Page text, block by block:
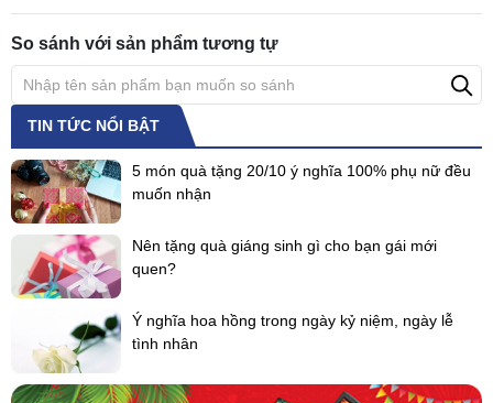
So sánh với sản phẩm tương tự
TIN TỨC NỔI BẬT
5 món quà tặng 20/10 ý nghĩa 100% phụ nữ đều
muốn nhận
Nên tặng quà giáng sinh gì cho bạn gái mới
quen?
Ý nghĩa hoa hồng trong ngày kỷ niệm, ngày lễ
tình nhân